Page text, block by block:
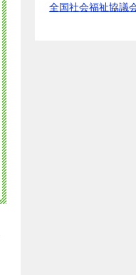
全国社会福祉協議